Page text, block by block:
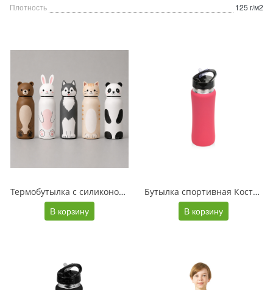
Плотность
125 г/м2
Термобутылка с силиконовой крышкой на заказ, 400 мл
В корзину
Бутылка спортивная Коста-Рика 600мл, фуксия
В корзину